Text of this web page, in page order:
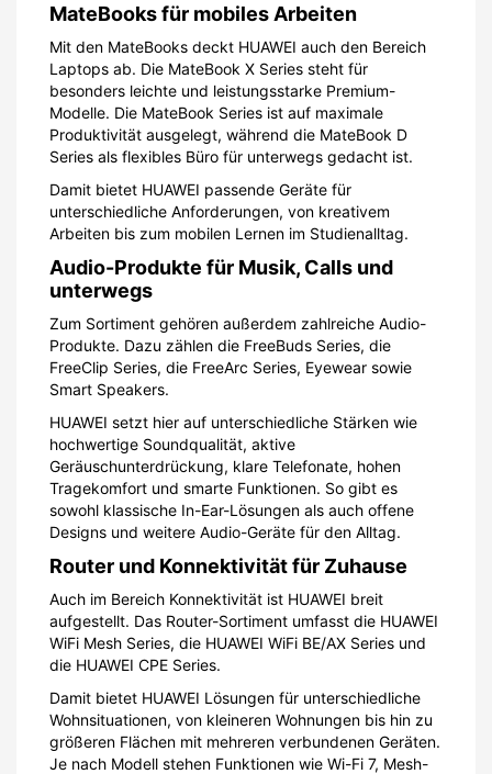
MateBooks für mobiles Arbeiten
Mit den MateBooks deckt HUAWEI auch den Bereich
Laptops ab. Die MateBook X Series steht für
besonders leichte und leistungsstarke Premium-
Modelle. Die MateBook Series ist auf maximale
Produktivität ausgelegt, während die MateBook D
Series als flexibles Büro für unterwegs gedacht ist.
Damit bietet HUAWEI passende Geräte für
unterschiedliche Anforderungen, von kreativem
Arbeiten bis zum mobilen Lernen im Studienalltag.
Audio-Produkte für Musik, Calls und
unterwegs
Zum Sortiment gehören außerdem zahlreiche Audio-
Produkte. Dazu zählen die FreeBuds Series, die
FreeClip Series, die FreeArc Series, Eyewear sowie
Smart Speakers.
HUAWEI setzt hier auf unterschiedliche Stärken wie
hochwertige Soundqualität, aktive
Geräuschunterdrückung, klare Telefonate, hohen
Tragekomfort und smarte Funktionen. So gibt es
sowohl klassische In-Ear-Lösungen als auch offene
Designs und weitere Audio-Geräte für den Alltag.
Router und Konnektivität für Zuhause
Auch im Bereich Konnektivität ist HUAWEI breit
aufgestellt. Das Router-Sortiment umfasst die HUAWEI
WiFi Mesh Series, die HUAWEI WiFi BE/AX Series und
die HUAWEI CPE Series.
Damit bietet HUAWEI Lösungen für unterschiedliche
Wohnsituationen, von kleineren Wohnungen bis hin zu
größeren Flächen mit mehreren verbundenen Geräten.
Je nach Modell stehen Funktionen wie Wi-Fi 7, Mesh-